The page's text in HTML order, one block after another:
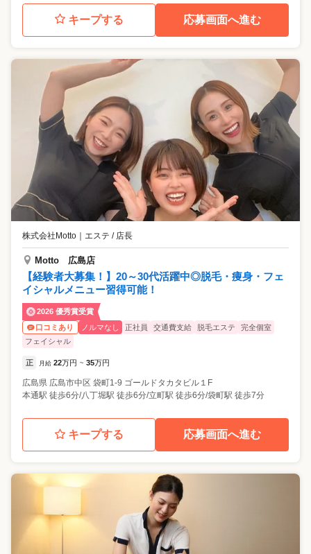
キープする 応募画面へ進む
株式会社Motto エステ / 店長
Motto 広島店
【経験者大募集！】20～30代活躍中◎脱毛・痩身・フェ
イシャルメニュー習得可能！
2026 優秀賞受賞
口コミあり
ノルマなし 正社員 交通費支給 脱毛エステ
完全個室
フェイシャル
正 月給 22万円 ~ 35万円
広島県 広島市中区 袋町1-9 ゴールドタカタビル１F
本通駅 徒歩6分/八丁堀駅 徒歩6分/立町駅 徒歩6分/袋町駅 徒歩7分
キープする 応募画面へ進む